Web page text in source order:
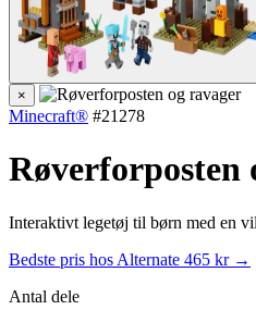
×
Minecraft® #21278
Røverforposten
Interaktivt legetøj til børn med en
Bedste pris hos Alternate 465 kr →
Antal dele